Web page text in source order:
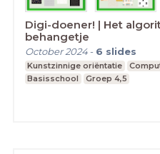
Digi-doener! | Het
behangetje
October 2024- 6 slides
Kunstzinnige oriëntatie
Basisschool
Groep 4,5